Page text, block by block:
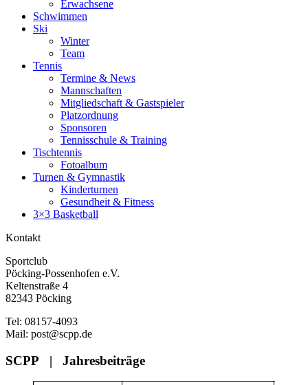
Erwachsene
Schwimmen
Ski
Winter
Team
Tennis
Termine & News
Mannschaften
Mitgliedschaft & Gastspieler
Platzordnung
Sponsoren
Tennisschule & Training
Tischtennis
Fotoalbum
Turnen & Gymnastik
Kinderturnen
Gesundheit & Fitness
3×3 Basketball
Kontakt
Sportclub
Pöcking-Possenhofen e.V.
Keltenstraße 4
82343 Pöcking
Tel: 08157-4093
Mail: post@scpp.de
SCPP | Jahresbeiträge